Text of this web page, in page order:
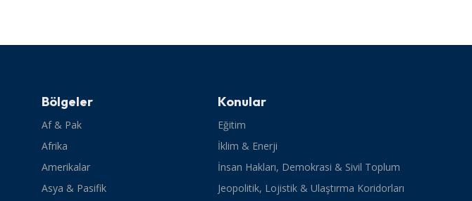
Bölgeler
Af & Pak
Afrika
Amerikalar
Asya & Pasifik
Konular
Eğitim
İklim & Enerji
İnsan Hakları, Demokrasi & Sivil Toplum
Jeopolitik, Lojistik & Ulaştırma Koridorları